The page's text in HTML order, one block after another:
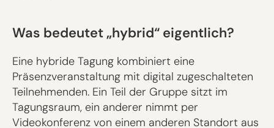
Was bedeutet „hybrid“ eigentlich?
Eine hybride Tagung kombiniert eine
Präsenzveranstaltung mit digital zugeschalteten
Teilnehmenden. Ein Teil der Gruppe sitzt im
Tagungsraum, ein anderer nimmt per
Videokonferenz von einem anderen Standort aus